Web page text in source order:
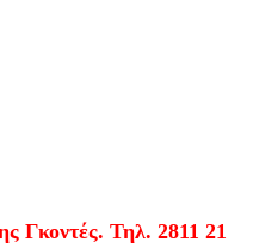
Γκοντές. Τηλ. 2811 21